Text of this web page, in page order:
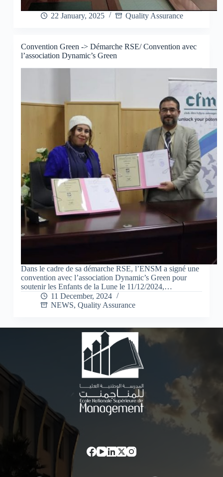
22 January, 2025 Quality Assurance
Convention Green -> Démarche RSE/ Convention avec
l’association Dynamic’s Green
Dans le cadre de sa démarche RSE, l’ENSM a signé une
convention avec l’association Dynamic’s Green pour
soutenir les Enfants de la Lune le 11/12/2024,…
11 December, 2024
NEWS, Quality Assurance